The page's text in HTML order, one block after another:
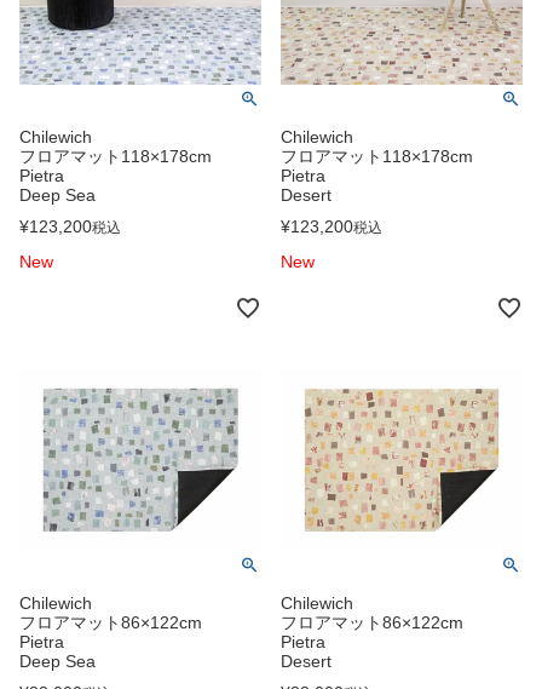
Chilewich
フロアマット118×178cm
Pietra
Deep Sea
¥123,200税込
New
Chilewich
フロアマット118×178cm
Pietra
Desert
¥123,200税込
New
Chilewich
フロアマット86×122cm
Pietra
Deep Sea
Chilewich
フロアマット86×122cm
Pietra
Desert